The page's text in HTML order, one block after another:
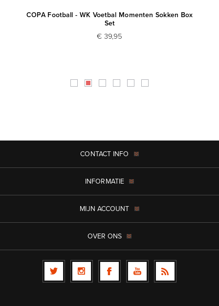
COPA Football - WK Voetbal Momenten Sokken Box
Set
€ 39,95
CONTACT INFO
INFORMATIE
MIJN ACCOUNT
OVER ONS